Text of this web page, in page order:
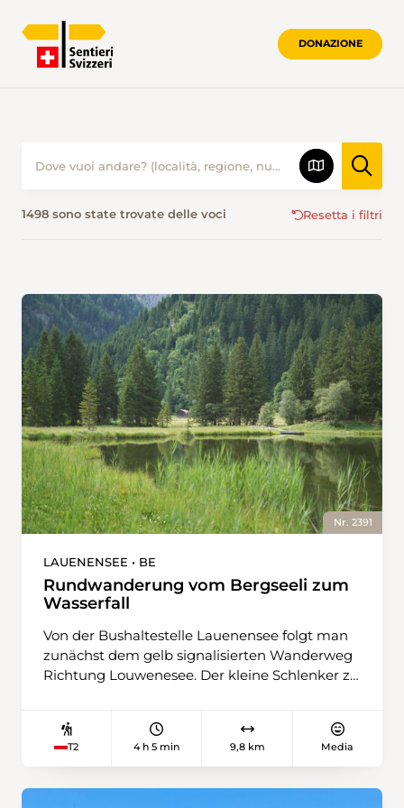
DONAZIONE
1498 sono state trovate delle voci Resetta i filtri
Nr. 2391
LAUENENSEE • BE
Rundwanderung vom Bergseeli zum
Wasserfall
Von der Bushaltestelle Lauenensee folgt man
zunächst dem gelb signalisierten Wanderweg
Richtung Louwenesee. Der kleine Schlenker zu
das klare Wasser des Sees die Gipfel der
Umgebung. Für ein kurzes Wegstück folgt
südwestlich. Sobald die Steigung beginnt,
T2 4 h 5 min 9,8 km Media